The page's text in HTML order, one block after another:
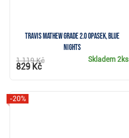
Travis Mathew Grade 2.0 opasek, blue
nights
Skladem 2ks
1 119 Kč
829 Kč
-20%